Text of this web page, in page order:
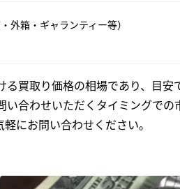
外箱・ギャランティー等）
る買取り価格の相場であり、目
い合わせいただくタイミングで
にお問い合わせください。